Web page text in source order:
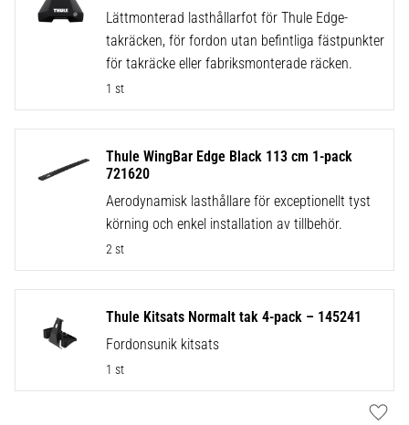
Lättmonterad lasthållarfot för Thule Edge-
takräcken, för fordon utan befintliga fästpunkter
för takräcke eller fabriksmonterade räcken.
1 st
Thule WingBar Edge Black 113 cm 1-pack
721620
Aerodynamisk lasthållare för exceptionellt tyst
körning och enkel installation av tillbehör.
2 st
Thule Kitsats Normalt tak 4-pack – 145241
Fordonsunik kitsats
1 st